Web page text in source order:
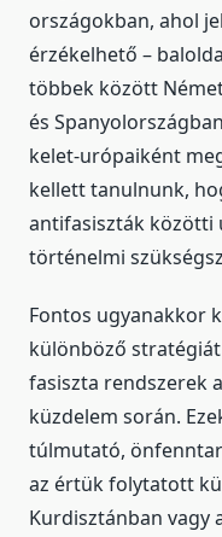
országokban, ahol
érzékelhető –
többek között
és
kelet-urópaiként
kellett tanulnunk,
antifasiszták közötti
történelmi
Fontos ugyanakkor
különböző
fasiszta rendszerek
küzdelem során.
túlmutató,
az értük folytatott
Kurdisztánban vagy